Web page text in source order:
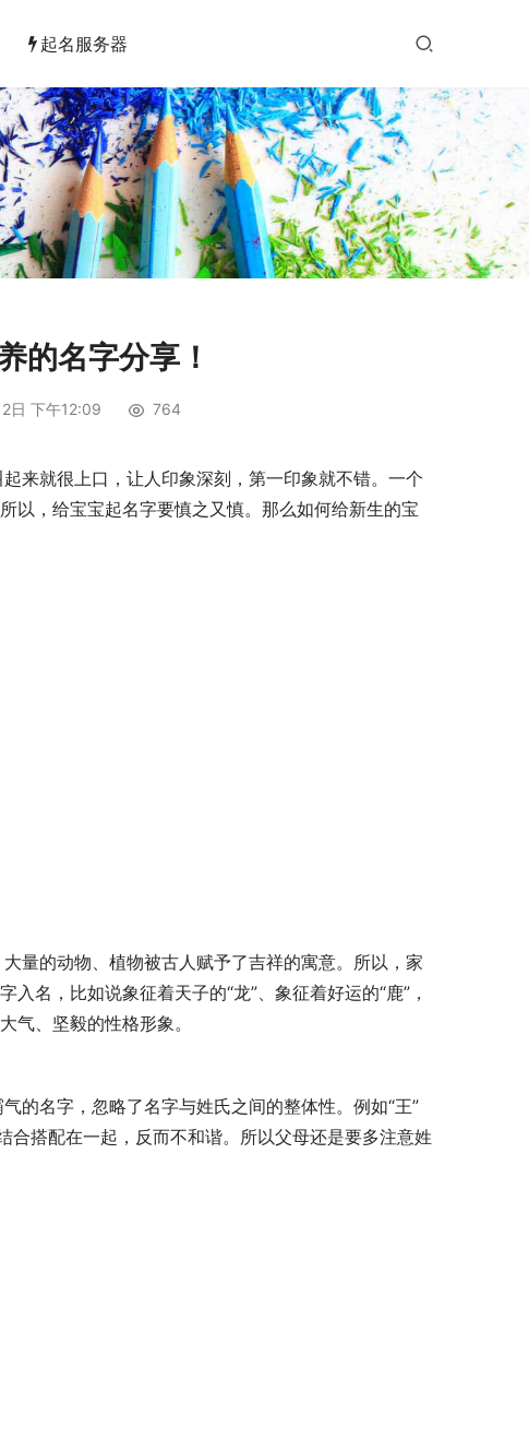
起名服务器
的名字分享！
日 下午12:09 764
以，给宝宝起名字要慎之又慎。那么如何给新生的宝
名，比如说象征着天子的“龙”、象征着好运的“鹿”，
气、坚毅的性格形象。
合搭配在一起，反而不和谐。所以父母还是要多注意姓